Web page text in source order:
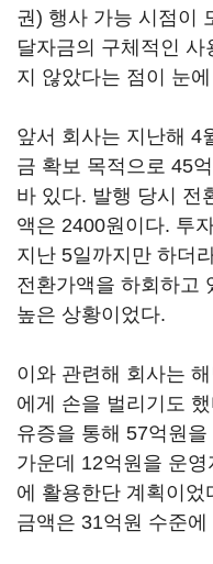
권) 행사 가능 시점이
달자금의 구체적인
지 않았다는 점이 눈
앞서 회사는 지난해 4
금 확보 목적으로 45
바 있다. 발행 당시 전
액은 2400원이다. 투
지난 5일까지만 하더
전환가액을 하회하고
높은 상황이었다.
이와 관련해 회사는
에게 손을 벌리기도
유증을 통해 57억원
가운데 12억원을 운
에 활용한단 계획이었
금액은 31억원 수준에